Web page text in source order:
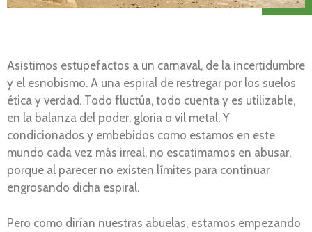
Asistimos estupefactos a un carnaval, de la incertidumbre
y el esnobismo. A una espiral de restregar por los suelos
ética y verdad. Todo fluctúa, todo cuenta y es utilizable,
en la balanza del poder, gloria o vil metal. Y
condicionados y embebidos como estamos en este
mundo cada vez más irreal, no escatimamos en abusar,
porque al parecer no existen límites para continuar
engrosando dicha espiral.
Pero como dirían nuestras abuelas, estamos empezando